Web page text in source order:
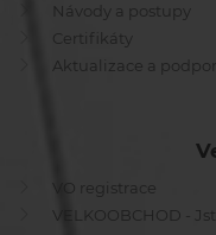
Návody a postupy
Certifikáty
Aktualizace a
VO registrace
VELKOOBCHOD -